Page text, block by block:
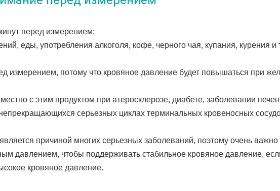
перед измерением;
еды, употребления алкоголя, кофе, черного чая, купания, курения и
измерением, потому что кровяное давление будет повышаться при
с этим продуктом при атеросклерозе, диабете, заболевании
серьезных циклах терминальных кровеносных
причиной многих серьезных заболеваний, поэтому очень важно
давлением, чтобы поддерживать стабильное кровяное давление,
кровяное давление.